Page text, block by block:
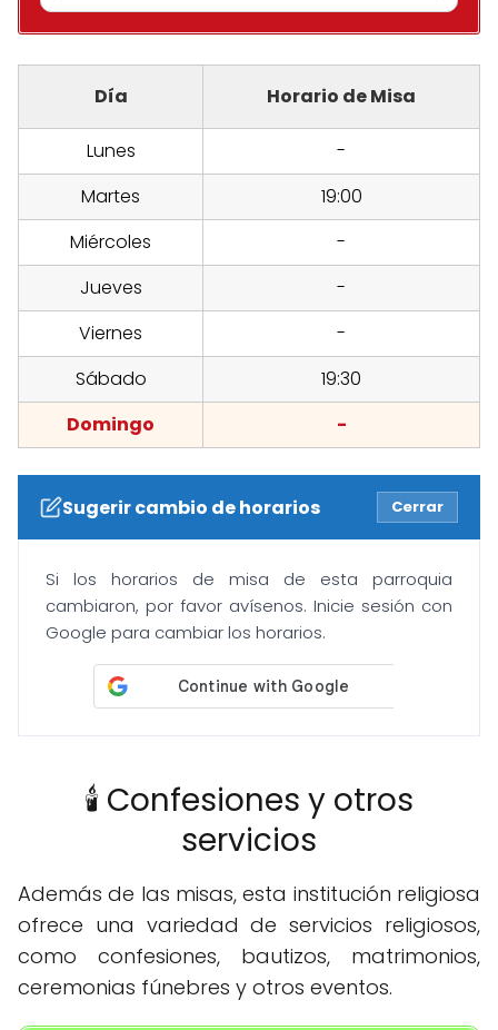
Día Horario de Misa
Lunes
-
Martes
19:00
Miércoles
-
Jueves
-
Viernes
-
Sábado
19:30
Domingo
-
Sugerir cambio de horarios Cerrar
Si los horarios de misa de esta parroquia
cambiaron, por favor avísenos. Inicie sesión con
Google para cambiar los horarios.
🕯️ Confesiones y otros
servicios
Además de las misas, esta institución religiosa
ofrece una variedad de servicios religiosos,
como confesiones, bautizos, matrimonios,
ceremonias fúnebres y otros eventos.